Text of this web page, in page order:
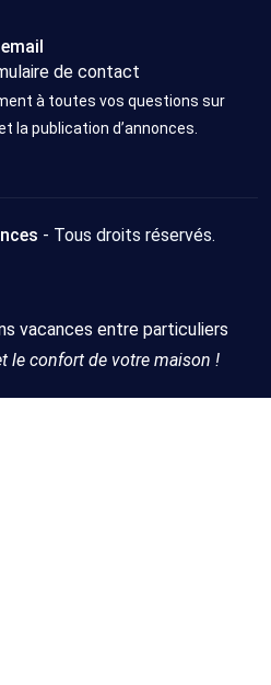
de contact
à toutes vos questions sur
la publication d’annonces.
- Tous droits réservés.
vacances entre particuliers
le confort de votre maison !